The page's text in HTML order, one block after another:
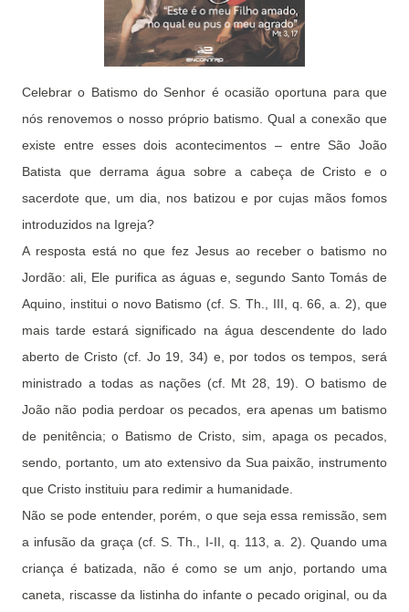
Celebrar o Batismo do Senhor é ocasião oportuna para que
nós renovemos o nosso próprio batismo. Qual a conexão que
existe entre esses dois acontecimentos – entre São João
Batista que derrama água sobre a cabeça de Cristo e o
sacerdote que, um dia, nos batizou e por cujas mãos fomos
introduzidos na Igreja?
A resposta está no que fez Jesus ao receber o batismo no
Jordão: ali, Ele purifica as águas e, segundo Santo Tomás de
Aquino, institui o novo Batismo (cf. S. Th., III, q. 66, a. 2), que
mais tarde estará significado na água descendente do lado
aberto de Cristo (cf. Jo 19, 34) e, por todos os tempos, será
ministrado a todas as nações (cf. Mt 28, 19). O batismo de
João não podia perdoar os pecados, era apenas um batismo
de penitência; o Batismo de Cristo, sim, apaga os pecados,
sendo, portanto, um ato extensivo da Sua paixão, instrumento
que Cristo instituiu para redimir a humanidade.
Não se pode entender, porém, o que seja essa remissão, sem
a infusão da graça (cf. S. Th., I-II, q. 113, a. 2). Quando uma
criança é batizada, não é como se um anjo, portando uma
caneta, riscasse da listinha do infante o pecado original, ou da